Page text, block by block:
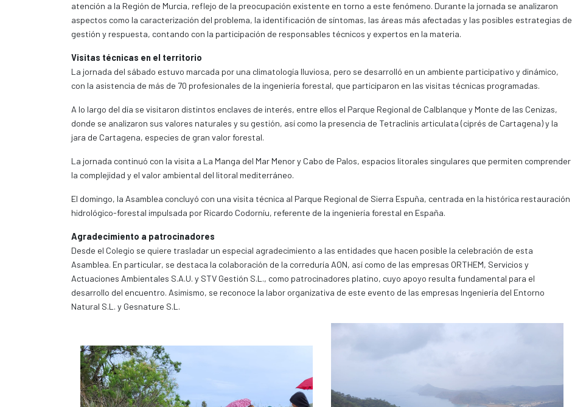
atención a la Región de Murcia, reflejo de la preocupación existente en torno a este fenómeno. Durante la jornada se analizaron
aspectos como la caracterización del problema, la identificación de síntomas, las áreas más afectadas y las posibles estrategias de
gestión y respuesta, contando con la participación de responsables técnicos y expertos en la materia.
Visitas técnicas en el territorio
La jornada del sábado estuvo marcada por una climatología lluviosa, pero se desarrolló en un ambiente participativo y dinámico,
con la asistencia de más de 70 profesionales de la ingeniería forestal, que participaron en las visitas técnicas programadas.
A lo largo del día se visitaron distintos enclaves de interés, entre ellos el Parque Regional de Calblanque y Monte de las Cenizas,
donde se analizaron sus valores naturales y su gestión, así como la presencia de Tetraclinis articulata (ciprés de Cartagena) y la
jara de Cartagena, especies de gran valor forestal.
La jornada continuó con la visita a La Manga del Mar Menor y Cabo de Palos, espacios litorales singulares que permiten comprender
la complejidad y el valor ambiental del litoral mediterráneo.
El domingo, la Asamblea concluyó con una visita técnica al Parque Regional de Sierra Espuña, centrada en la histórica restauración
hidrológico-forestal impulsada por Ricardo Codorníu, referente de la ingeniería forestal en España.
Agradecimiento a patrocinadores
Desde el Colegio se quiere trasladar un especial agradecimiento a las entidades que hacen posible la celebración de esta
Asamblea. En particular, se destaca la colaboración de la correduría AON, así como de las empresas ORTHEM, Servicios y
Actuaciones Ambientales S.A.U. y STV Gestión S.L., como patrocinadores platino, cuyo apoyo resulta fundamental para el
desarrollo del encuentro. Asimismo, se reconoce la labor organizativa de este evento de las empresas Ingeniería del Entorno
Natural S.L. y Gesnature S.L.